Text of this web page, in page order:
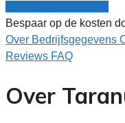
Bespaar op de kosten
Over Bedrijfsgegevens
Reviews FAQ
Over